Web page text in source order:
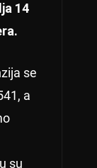
14
se
a
su